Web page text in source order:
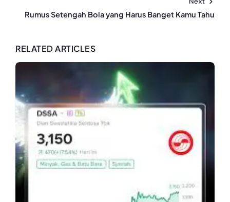
Rumus Setengah Bola yang Harus Banget Kamu Tahu
RELATED ARTICLES